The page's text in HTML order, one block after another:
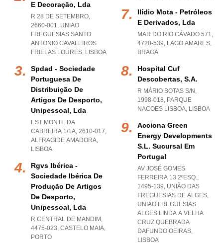
E Decoração, Lda
R 28 DE SETEMBRO,
2660-001, UNIAO
FREGUESIAS SANTO
ANTONIO CAVALEIROS
FRIELAS LOURES, LISBOA
Spdad - Sociedade
Portuguesa De
Distribuição De
Artigos De Desporto,
Unipessoal, Lda
EST MONTE DA
CABREIRA 1/1A, 2610-017,
ALFRAGIDE AMADORA,
LISBOA
Rgvs Ibérica -
Sociedade Ibérica De
Produção De Artigos
De Desporto,
Unipessoal, Lda
R CENTRAL DE MANDIM,
4475-023, CASTELO MAIA,
PORTO
Ilídio Mota - Petróleos
E Derivados, Lda
MAR DO RIO CÁVADO 571,
4720-539, LAGO AMARES,
BRAGA
Hospital Cuf
Descobertas, S.a.
R MÁRIO BOTAS S/N,
1998-018, PARQUE
NACOES LISBOA, LISBOA
Acciona Green
Energy Developments
S.l. Sucursal Em
Portugal
AV JOSÉ GOMES
FERREIRA 13 2ºESQ.,
1495-139, UNIÃO DAS
FREGUESIAS DE ALGES,
UNIAO FREGUESIAS
ALGES LINDA A VELHA
CRUZ QUEBRADA
DAFUNDO OEIRAS,
LISBOA